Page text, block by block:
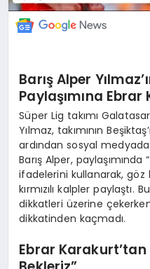
Barış Alper
Paylaşımına
Süper Lig takımı
Yılmaz, takımının
ardından sosyal
Barış Alper, paylaşımında
ifadelerini kullanarak, göz
kırmızılı kalpler paylaştı.
dikkatleri üzerine
dikkatinden kaçmadı.
Ebrar Karakurt’tan